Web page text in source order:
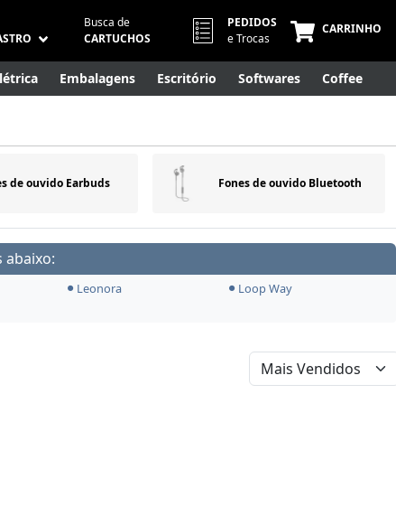
Busca de
CARTUCHOS
PEDIDOS
e Trocas
CARRINHO
Embalagens Escritório Softwares Coffee
de ouvido Earbuds Fones de ouvido Bluetooth
abaixo:
Leonora
Loop Way